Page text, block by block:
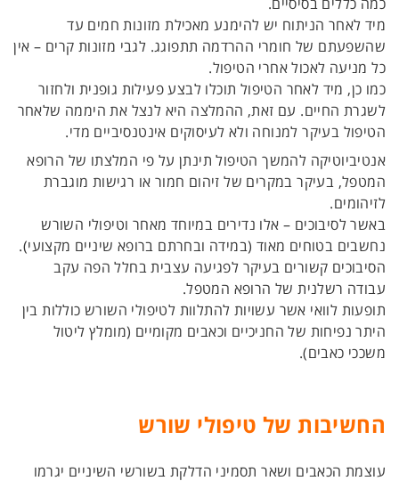
מיד לאחר הניתוח יש להימנע מאכילת מזונות חמים עד
שהשפעתם של חומרי ההרדמה תתפוגג. לגבי מזונות קרים – אין
כל מניעה לאכול אחרי הטיפול.
כמו כן, מיד לאחר הטיפול תוכלו לבצע פעילות גופנית ולחזור
לשגרת החיים. עם זאת, ההמלצה היא לנצל את היממה שלאחר
הטיפול בעיקר למנוחה ולא לעיסוקים אינטנסיביים מדי.
אנטיביוטיקה להמשך הטיפול תינתן על פי המלצתו של הרופא
המטפל, בעיקר במקרים של זיהום חמור או רגישות מוגברת
לזיהומים.
באשר לסיבוכים – אלו נדירים במיוחד מאחר וטיפולי השורש
נחשבים בטוחים מאוד (במידה ובחרתם ברופא שיניים מקצועי).
הסיבוכים קשורים בעיקר לפגיעה עצבית בחלל הפה עקב
עבודה רשלנית של הרופא המטפל.
תופעות לוואי אשר עשויות להתלוות לטיפולי השורש כוללות בין
היתר נפיחות של החניכיים וכאבים מקומיים (מומלץ ליטול
משככי כאבים).
החשיבות של טיפולי שורש
עוצמת הכאבים ושאר תסמיני הדלקת בשורשי השיניים יגרמו